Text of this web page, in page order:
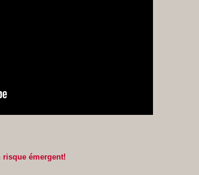
risque émergent!